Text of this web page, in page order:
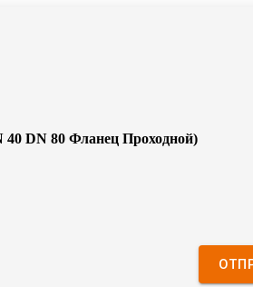
40 DN 80 Фланец Проходной)